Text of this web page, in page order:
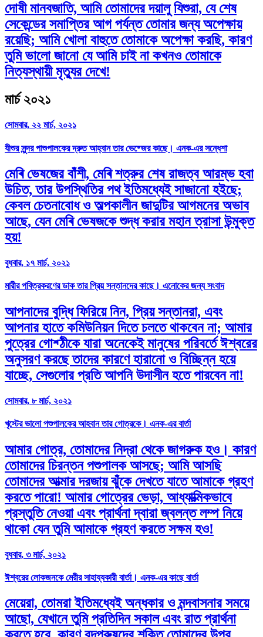
দোষী মানবজাতি, আমি তোমাদের দয়ালু যিশুরা, যে শেষ
সেকেন্ডের সমাপ্তির আগ পর্যন্ত তোমার জন্য অপেক্ষায়
রয়েছি; আমি খোলা বাহুতে তোমাকে অপেক্ষা করছি, কারণ
তুমি ভালো জানো যে আমি চাই না কখনও তোমাকে
নিত্যস্থায়ী মৃত্যুর দেখে!
মার্চ ২০২১
সোমবার, ২২ মার্চ, ২০২১
যীশুর সুন্দর পাশুপালকের দ্রুত আহ্বান তার ভেষ্জের কাছে। এনক-এর সন্ধেশা
মেৰি ভেষজের বাঁশী, মেৰি শত্রুর শেষ রাজত্ব আরম্ভ হবা
উচিত, তার উপস্থিতির পথ ইতিমধ্যেই সাজানো হইছে;
কেবল চেতনাবোধ ও অল্পকালীন জাদুটির আগমনের অভাব
আছে, যেন মেৰি ভেষজকে শুদ্ধ করার মহান ত্রাসা উন্মুক্ত
হয়!
বুধবার, ১৭ মার্চ, ২০২১
মারীর পবিত্রকরণের ডাক তার প্রিয় সন্তানদের কাছে। এনোকের জন্য সংবাদ
আপনাদের বুদ্ধি ফিরিয়ে নিন, প্রিয় সন্তানরা, এবং
আপনার হাতে কমিউনিয়ন দিতে চলতে থাকবেন না; আমার
পুত্রের গোশ্ঠীকে যারা অনেকেই মানুষের পরিবর্তে ঈশ্বরের
অনুসরণ করছে তাদের কারণে হারানো ও বিচ্ছিন্ন হয়ে
যাচ্ছে, সেগুলোর প্রতি আপনি উদাসীন হতে পারবেন না!
সোমবার, ৮ মার্চ, ২০২১
খৃস্টের ভালো পশুপালকের আহবান তার গোত্রকে। এনক-এর বার্তা
আমার গোত্র, তোমাদের নিদ্রা থেকে জাগরুক হও। কারণ
তোমাদের চিরন্তন পশুপালক আসছে; আমি আসছি
তোমাদের আত্মার দরজায় ঝুঁকে দেখতে যাতে আমাকে গ্রহণ
করতে পারো! আমার গোত্রের ভেড়া, আধ্যাত্মিকভাবে
প্রস্তুতি নেওয়া এবং প্রার্থনা দ্বারা জ্বলন্ত লম্প নিয়ে
থাকো যেন তুমি আমাকে গ্রহণ করতে সক্ষম হও!
বুধবার, ৩ মার্চ, ২০২১
ঈশ্বরের লোকজনকে মেরীর সাহায্যকারী বার্তা। এনক-এর কাছে বার্তা
মেয়েরা, তোমরা ইতিমধ্যেই অন্ধকার ও মন্দবাসনার সময়ে
আছো, যেখানে তুমি প্রতিদিন সকাল এবং রাত প্রার্থনা